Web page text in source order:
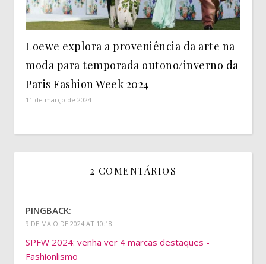
Loewe explora a proveniência da arte na
moda para temporada outono/inverno da
Paris Fashion Week 2024
11 de março de 2024
2 COMENTÁRIOS
PINGBACK:
9 DE MAIO DE 2024 AT 10:18
SPFW 2024: venha ver 4 marcas destaques -
Fashionlismo